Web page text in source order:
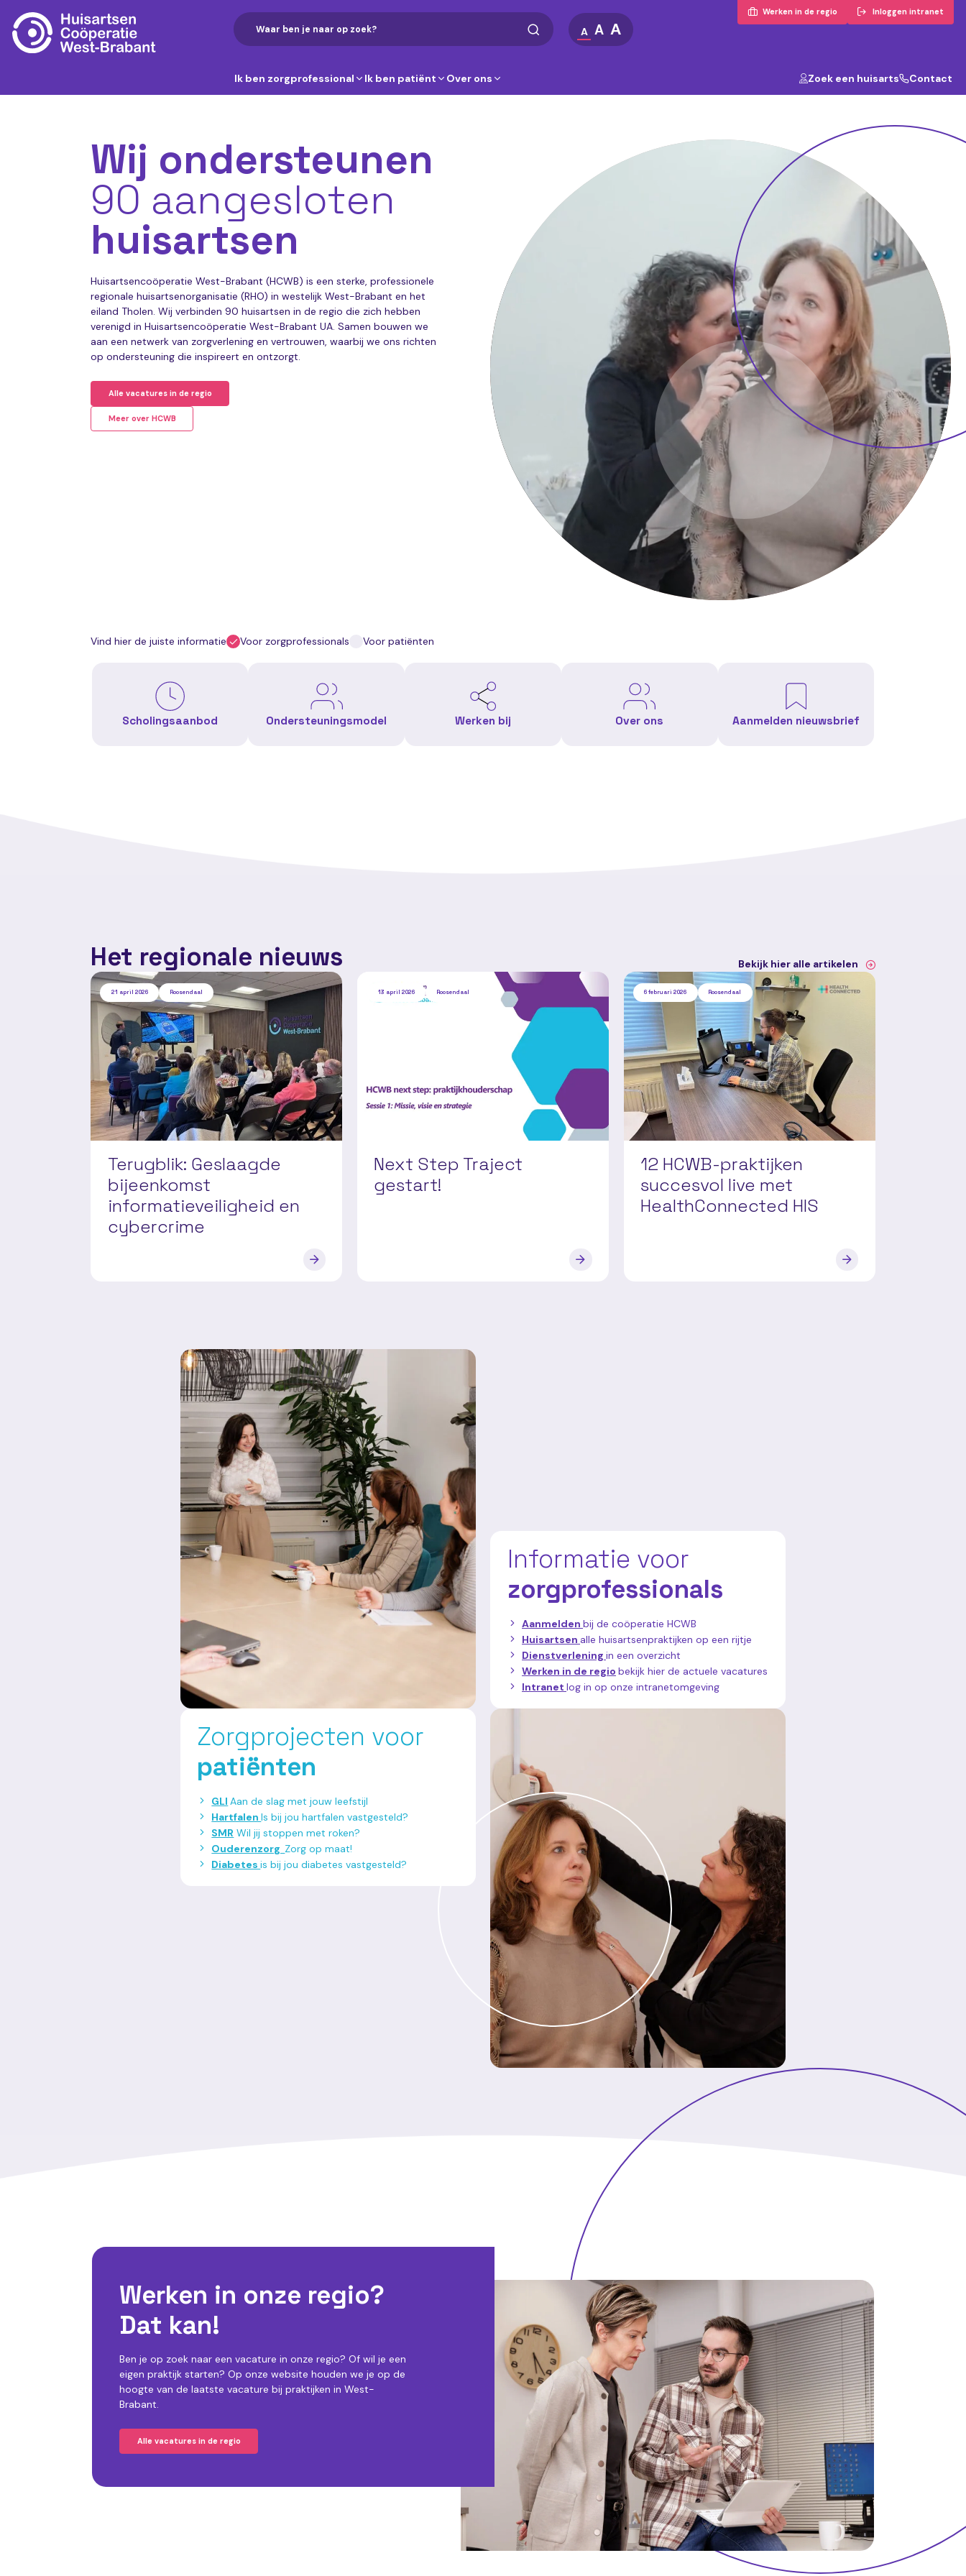
A A A
Werken in de regio Inloggen intranet
Ik ben zorgprofessional Ik ben patiënt Over ons Zoek een huisarts Contact
Wij ondersteunen
90 aangesloten
huisartsen
Huisartsencoöperatie West-Brabant (HCWB) is een sterke, professionele
regionale huisartsenorganisatie (RHO) in westelijk West-Brabant en het
eiland Tholen. Wij verbinden 90 huisartsen in de regio die zich hebben
verenigd in Huisartsencoöperatie West-Brabant UA. Samen bouwen we
aan een netwerk van zorgverlening en vertrouwen, waarbij we ons richten
op ondersteuning die inspireert en ontzorgt.
Alle vacatures in de regio
Meer over HCWB
Vind hier de juiste informatie Voor zorgprofessionals Voor patiënten
Scholingsaanbod Ondersteuningsmodel Werken bij Over ons Aanmelden nieuwsbrief
Het regionale nieuws Bekijk hier alle artikelen
21 april 2026 Roosendaal
Terugblik: Geslaagde
bijeenkomst
informatieveiligheid en
cybercrime
13 april 2026 Roosendaal
Next Step Traject
gestart!
6 februari 2026 Roosendaal
12 HCWB-praktijken
succesvol live met
HealthConnected HIS
Informatie voor
zorgprofessionals
Aanmeldenbij de coöperatie HCWB
Huisartsen alle huisartsenpraktijken op een rijtje
Dienstverleningin een overzicht
Werken in de regio bekijk hier de actuele vacatures
Intranetlog in op onze intranetomgeving
Zorgprojecten voor
patiënten
GLI Aan de slag met jouw leefstijl
HartfalenIs bij jou hartfalen vastgesteld?
SMR Wil jij stoppen met roken?
Ouderenzorg Zorg op maat!
Diabetesis bij jou diabetes vastgesteld?
Werken in onze regio?
Dat kan!
Ben je op zoek naar een vacature in onze regio? Of wil je een
eigen praktijk starten? Op onze website houden we je op de
hoogte van de laatste vacature bij praktijken in West-
Brabant.
Alle vacatures in de regio